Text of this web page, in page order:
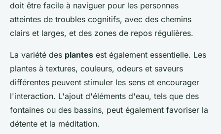
doit être facile à naviguer pour les personnes
atteintes de troubles cognitifs, avec des chemins
clairs et larges, et des zones de repos régulières.
La variété des plantes est également essentielle. Les
plantes à textures, couleurs, odeurs et saveurs
différentes peuvent stimuler les sens et encourager
l'interaction. L'ajout d'éléments d'eau, tels que des
fontaines ou des bassins, peut également favoriser la
détente et la méditation.